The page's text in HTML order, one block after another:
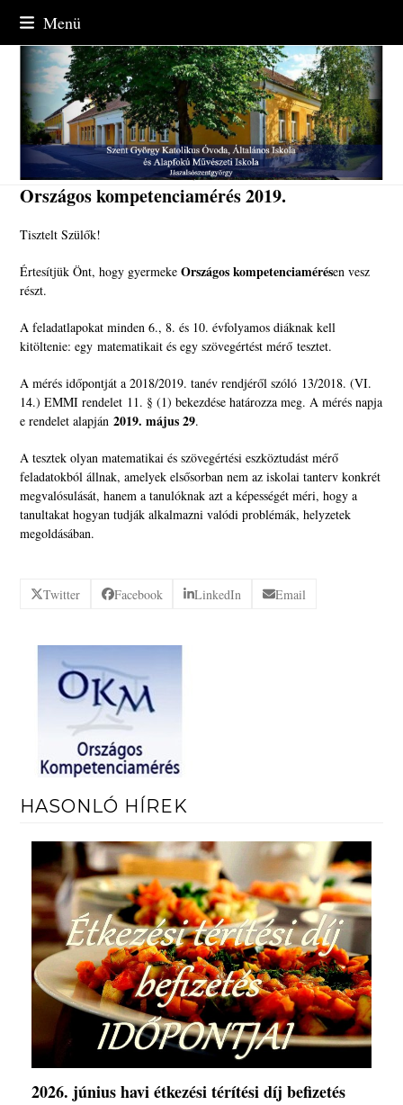
content
Menü
Országos kompetenciamérés 2019.
Tisztelt Szülők!
Értesítjük Önt, hogy gyermekeOrszágos kompetenciamérésen vesz
részt.
A feladatlapokat minden 6., 8. és 10. évfolyamos diáknak kell
kitöltenie: egy matematikait és egy szövegértést mérő tesztet.
A mérés időpontját a 2018/2019. tanév rendjéről szóló 13/2018. (VI.
14.) EMMI rendelet 11. § (1) bekezdése határozza meg. A mérés napja
e rendelet alapján2019. május 29.
A tesztek olyan matematikai és szövegértési eszköztudást mérő
feladatokból állnak, amelyek elsősorban nem az iskolai tanterv konkrét
megvalósulását, hanem a tanulóknak azt a képességét méri, hogy a
tanultakat hogyan tudják alkalmazni valódi problémák, helyzetek
megoldásában.
Twitter Facebook LinkedIn Email
HASONLÓ HÍREK
2026. június havi étkezési térítési díj befizetés